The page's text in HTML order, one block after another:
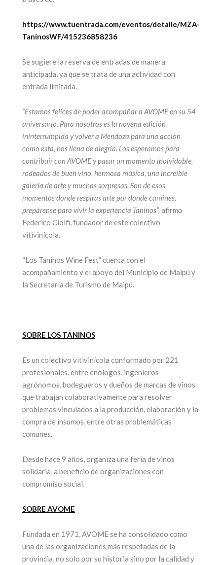
https://www.tuentrada.com/eventos/detalle/MZA-
TaninosWF/415236858236
Se sugiere la reserva de entradas de manera
anticipada, ya que se trata de una actividad con
entrada limitada.
“Estamos felices de poder acompañar a AVOME en su 54
aniversario. Para nosotros es la novena edición
ininterrumpida y volver a Mendoza para una acción
como esta, nos llena de alegría. Los esperamos para
contribuir con AVOME y pasar un momento inolvidable,
rodeados de buen vino, hermosa música, una increíble
galería de arte y muchas sorpresas. Son de esos
momentos donde respiras arte por donde camines,
prepárense para vivir la experiencia Taninos”, afirmo
Federico Ciolfi, fundador de este colectivo
vitivinícola.
“Los Taninos Wine Fest” cuenta con el
acompañamiento y el apoyo del Municipio de Maipú y
la Secretaría de Turismo de Maipú.
SOBRE LOS TANINOS
Es un colectivo vitivinícola conformado por 221
profesionales, entre enólogos, ingenieros
agrónomos, bodegueros y dueños de marcas de vinos
que trabajan colaborativamente para resolver
problemas vinculados a la producción, elaboración y la
compra de insumos, entre otras problemáticas
comunes.
Desde hace 9 años, organiza una feria de vinos
solidaria, a beneficio de organizaciones con
compromiso social.
SOBRE AVOME
Fundada en 1971, AVOME se ha consolidado como
una de las organizaciones más respetadas de la
provincia, no solo por su historia sino por la calidad y